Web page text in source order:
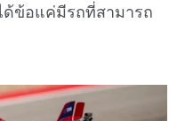
ด้ข้อแค่มีรถที่สามารถ